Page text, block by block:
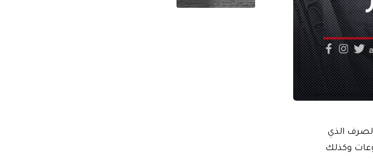
أن موازنة 2023 ستعتمد سعر الصرف الذي
وكذلك